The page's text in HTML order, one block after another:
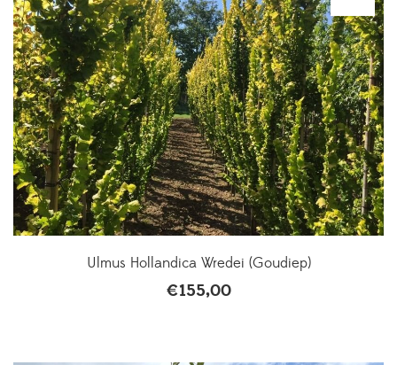
Ulmus Hollandica Wredei (Goudiep)
€155,00